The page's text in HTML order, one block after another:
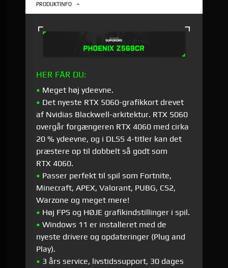
PRODUKTINFO
HER FÅR DU:
• Meget høj ydeevne.
• Det nyeste RTX 5060-grafikkort drevet
af Nvidias Blackwell-arkitektur. RTX 5060
overgår forgængeren RTX 4060 med cirka
20 % ydeevne, og i DLSS 4-titler kan det
præstere op til dobbelt så godt som
RTX 4060.
• Passer perfekt til spil som Fortnite,
Minecraft, APEX, Valorant, PUBG, CS2,
Warzone og meget mere!
• Høj FPS og HØJE grafikindstillinger i spil.
• Windows 11 er installeret med de
nyeste drivere og opdateringer (Plug and
Play).
• 3 års service, livstidssupport, 30 dages